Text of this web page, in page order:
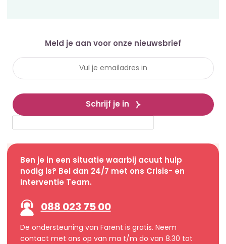
Meld je aan voor onze nieuwsbrief
Schrijf je in
Ben je in een situatie waarbij acuut hulp
nodig is? Bel dan 24/7 met ons Crisis- en
Interventie Team.
088 023 75 00
De ondersteuning van Farent is gratis. Neem
contact met ons op van ma t/m do van 8.30 tot